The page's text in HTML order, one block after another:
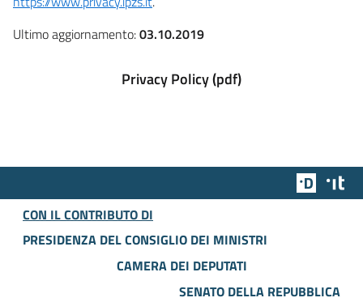
Ultimo aggiornamento:03.10.2019
Privacy Policy (pdf)
Team
CON IL CONTRIBUTO DI
PRESIDENZA DEL CONSIGLIO DEI MINISTRI
CAMERA DEI DEPUTATI
SENATO DELLA REPUBBLICA